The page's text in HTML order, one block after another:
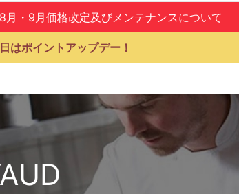
8月・9月価格改定及びメンテナンスについて
はポイントアップデー！